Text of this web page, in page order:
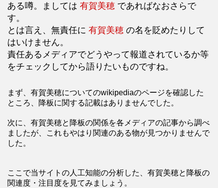
ある噂。ましては 有賀美穂 であればなおさらで
す。
とは言え、無責任に 有賀美穂 の名を貶めたりして
はいけません。
責任あるメディアでどうやって報道されているか等
をチェックしてから語りたいものですね。
まず、有賀美穂についてのwikipediaのページを確認した
ところ、降板に関する記載はありませんでした。
次に、有賀美穂と降板の関係を各メディアの記事から調べ
ましたが、これもやはり関連のある物が見つかりませんで
した。
ここで当サイトの人工知能の分析した、有賀美穂と降板の
関連度・注目度を見てみましょう。